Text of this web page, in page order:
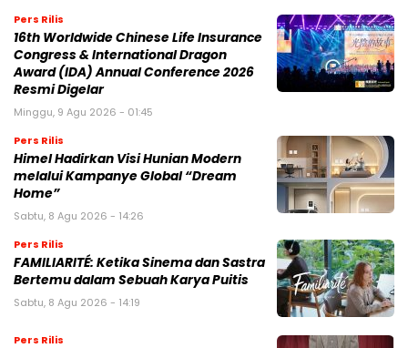
Pers Rilis
16th Worldwide Chinese Life Insurance
Congress & International Dragon
Award (IDA) Annual Conference 2026
Resmi Digelar
Minggu, 9 Agu 2026 - 01:45
Pers Rilis
Himel Hadirkan Visi Hunian Modern
melalui Kampanye Global “Dream
Home”
Sabtu, 8 Agu 2026 - 14:26
Pers Rilis
FAMILIARITÉ: Ketika Sinema dan Sastra
Bertemu dalam Sebuah Karya Puitis
Sabtu, 8 Agu 2026 - 14:19
Pers Rilis